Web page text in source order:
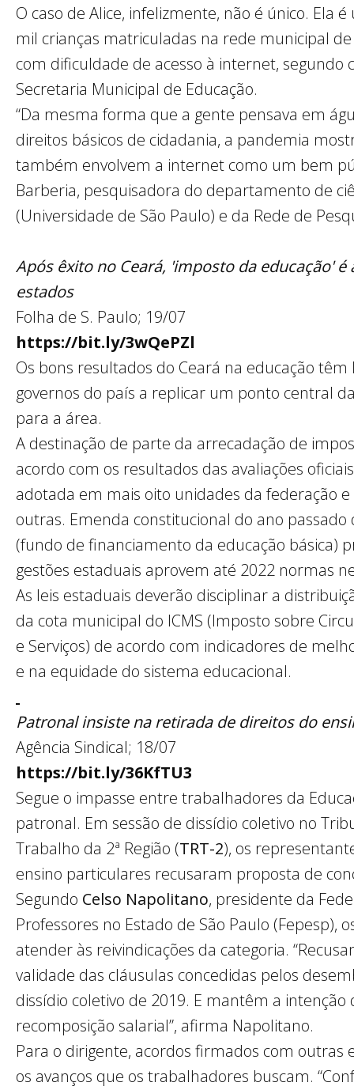
O caso de Alice, infelizmente, não é único. Ela
mil crianças matriculadas na rede municipal
com dificuldade de acesso à internet, segundo
Secretaria Municipal de Educação.
“Da mesma forma que a gente pensava em
direitos básicos de cidadania, a pandemia
também envolvem a internet como um bem
Barberia, pesquisadora do departamento de
(Universidade de São Paulo) e da Rede de
Após êxito no Ceará, 'imposto da educação' é
estados
Folha de S. Paulo; 19/07
https://bit.ly/3wQePZl
Os bons resultados do Ceará na educação têm
governos do país a replicar um ponto central
para a área.
A destinação de parte da arrecadação de
acordo com os resultados das avaliações
adotada em mais oito unidades da federação
outras. Emenda constitucional do ano
(fundo de financiamento da educação básica)
gestões estaduais aprovem até 2022 normas
As leis estaduais deverão disciplinar a
da cota municipal do ICMS (Imposto sobre
e Serviços) de acordo com indicadores de
e na equidade do sistema educacional.
Patronal insiste na retirada de direitos do
Agência Sindical; 18/07
https://bit.ly/36KfTU3
Segue o impasse entre trabalhadores da
patronal. Em sessão de dissídio coletivo no
Trabalho da 2ª Região (TRT-2), os
ensino particulares recusaram proposta de
Segundo Celso Napolitano, presidente da
Professores no Estado de São Paulo (Fepesp),
atender às reivindicações da categoria.
validade das cláusulas concedidas pelos
dissídio coletivo de 2019. E mantêm a intenção
recomposição salarial”, afirma Napolitano.
Para o dirigente, acordos firmados com outras
os avanços que os trabalhadores buscam.